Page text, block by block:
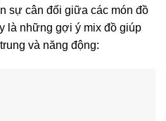
sự cân đối giữa các món đồ
là những gợi ý mix đồ giúp
và năng động: